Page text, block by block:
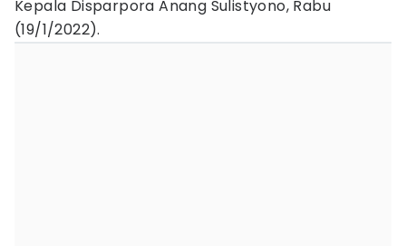
Kepala Disparpora Anang Sulistyono, Rabu
(19/1/2022).